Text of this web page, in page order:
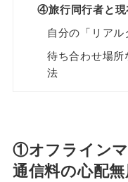
④旅行同行者と現
自分の「リア
待ち合わせ場
法
①オフライン
通信料の心配無